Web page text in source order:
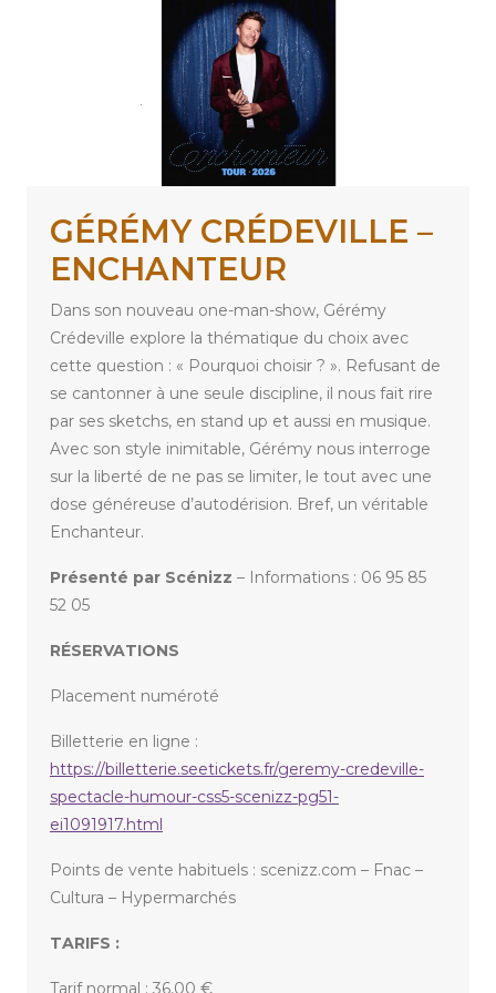
GÉRÉMY CRÉDEVILLE –
ENCHANTEUR
Dans son nouveau one-man-show, Gérémy
Crédeville explore la thématique du choix avec
cette question : « Pourquoi choisir ? ». Refusant de
se cantonner à une seule discipline, il nous fait rire
par ses sketchs, en stand up et aussi en musique.
Avec son style inimitable, Gérémy nous interroge
sur la liberté de ne pas se limiter, le tout avec une
dose généreuse d’autodérision. Bref, un véritable
Enchanteur.
Présenté par Scénizz – Informations : 06 95 85
52 05
RÉSERVATIONS
Placement numéroté
Billetterie en ligne :
https://billetterie.seetickets.fr/geremy-credeville-
spectacle-humour-css5-scenizz-pg51-
ei1091917.html
Points de vente habituels : scenizz.com – Fnac –
Cultura – Hypermarchés
TARIFS :
Tarif normal : 36,00 €